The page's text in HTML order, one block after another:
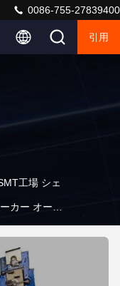
0086-755-27839400
引用
工場 シェ
カー オーダ